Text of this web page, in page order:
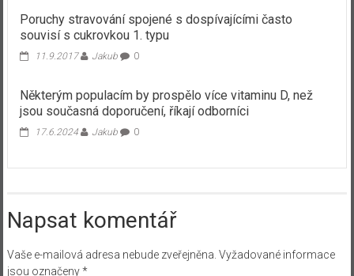
Poruchy stravování spojené s dospívajícími často
souvisí s cukrovkou 1. typu
11.9.2017 Jakub 0
Některým populacím by prospělo více vitaminu D, než
jsou současná doporučení, říkají odborníci
17.6.2024 Jakub 0
Napsat komentář
Vaše e-mailová adresa nebude zveřejněna. Vyžadované informace
jsou označeny*